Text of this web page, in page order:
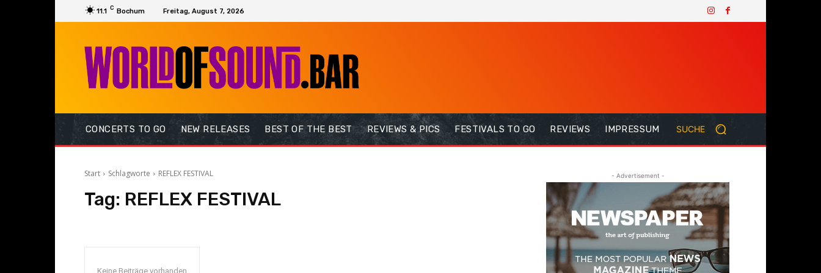
11.1 C Bochum Freitag, August 7, 2026
CONCERTS TO GO NEW RELEASES BEST OF THE BEST REVIEWS & PICS FESTIVALS TO GO REVIEWS IMPRESSUM SUCHE
Start Schlagworte REFLEX FESTIVAL
Tag: REFLEX FESTIVAL
Keine Beiträge vorhanden
- Advertisement -